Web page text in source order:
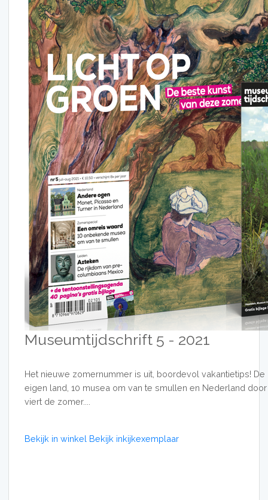
Museumtijdschrift 5 - 2021
Het nieuwe zomernummer is uit, boordevol vakantietips!
eigen land, 10 musea om van te smullen en Nederland
viert de zomer....
Bekijk in winkel Bekijk inkijkexemplaar